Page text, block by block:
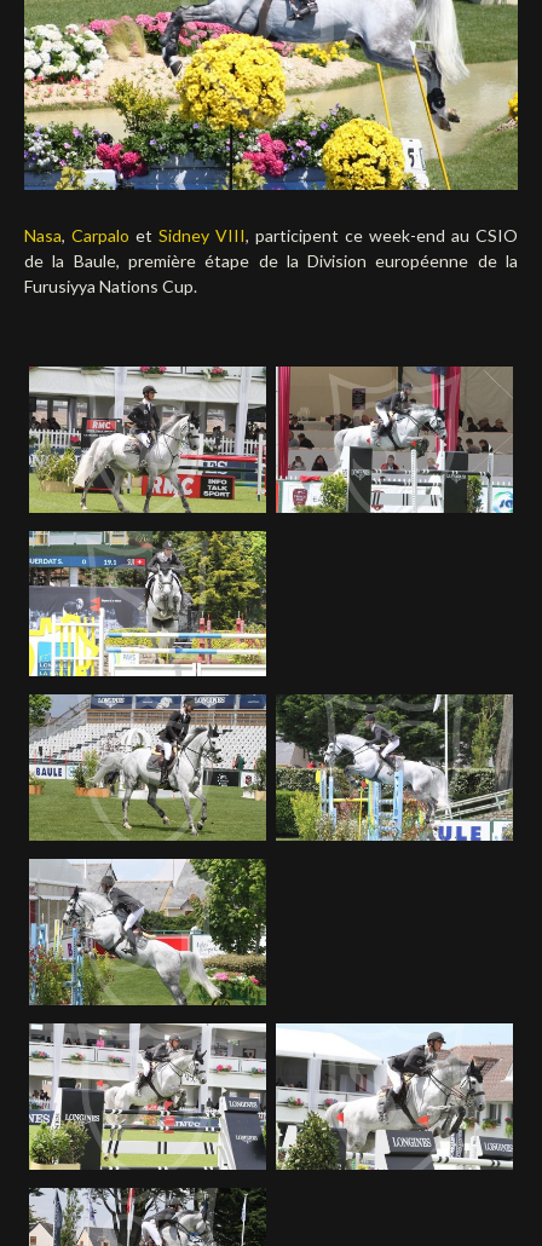
Deutsch
Nasa, Carpalo et Sidney VIII, participent ce week-end au CSIO
de la Baule, première étape de la Division européenne de la
Furusiyya Nations Cup.